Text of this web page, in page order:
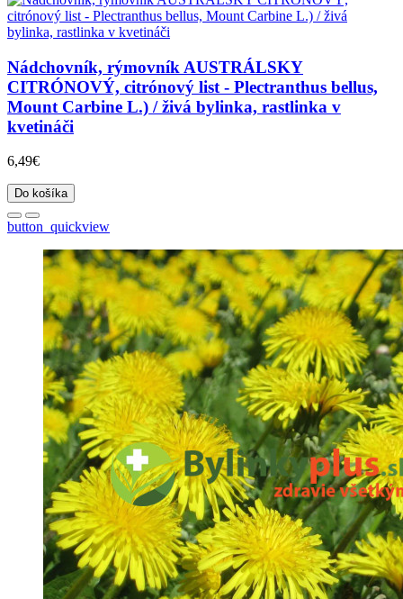
Nádchovník, rýmovník AUSTRÁLSKY
CITRÓNOVÝ, citrónový list - Plectranthus bellus,
Mount Carbine L.) / živá bylinka, rastlinka v
kvetináči
6,49€
Do košíka
button_quickview